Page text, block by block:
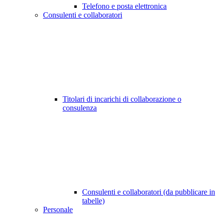
Telefono e posta elettronica
Consulenti e collaboratori
Titolari di incarichi di collaborazione o
consulenza
Consulenti e collaboratori (da pubblicare in
tabelle)
Personale